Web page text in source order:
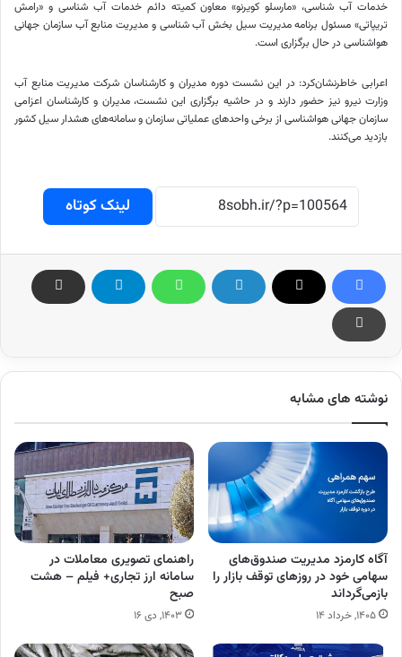
خدمات آب شناسی، «مارسلوکویرنو» معاون کمیته دائم خدمات آب شناسی و «رامش
تریپاتی» مسئول برنامه مدیریت سیل بخش آب شناسی و مدیریت منابع آب سازمان جهانی
هواشناسی در حال برگزاری است.
اعرابی خاطرنشان‌کرد: در این نشست دوره مدیران و کارشناسان شرکت مدیریت منابع آب
وزارت نیرو نیز حضور دارند و در حاشیه برگزاری این نشست، مدیران و کارشناسان اعزامی
سازمان جهانی هواشناسی از برخی واحدهای عملیاتی سازمان و سامانه‌های هشدار سیل کشور
بازدید می‌کنند.
لینک کوتاه
نوشته های مشابه
آگاه کارمزد مدیریت صندوق‌های
سهامی خود در روزهای توقف بازار را
بازمی‌گرداند
۱۴۰۵, خرداد ۱۴
راهنمای تصویری معاملات در
سامانه ارز تجاری+ فیلم – هشت
صبح
۱۴۰۳, دی ۱۶